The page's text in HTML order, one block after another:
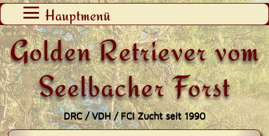
Golden Retriever vom
Seelbacher Forst
DRC / VDH / FCI Zucht seit 1990
Hauptmenü
Zum
Inhalt
springen